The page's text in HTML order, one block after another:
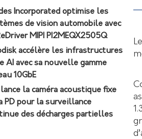
Incorporated optimise les
de vision automobile avec
MIPI PI2MEQX2505Q
accélère les infrastructures
AI avec sa nouvelle gamme
10GbE
la caméra acoustique fixe
PD pour la surveillance
des décharges partielles